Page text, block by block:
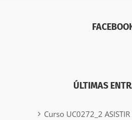
ÚLTIMAS
Curso UC0272_2